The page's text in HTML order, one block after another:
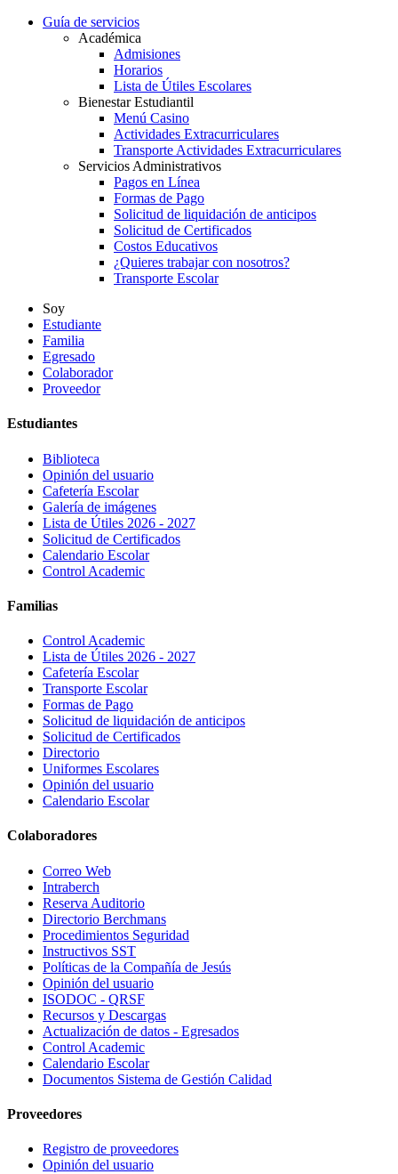
Guía de servicios
Académica
Admisiones
Horarios
Lista de Útiles Escolares
Bienestar Estudiantil
Menú Casino
Actividades Extracurriculares
Transporte Actividades Extracurriculares
Servicios Administrativos
Pagos en Línea
Formas de Pago
Solicitud de liquidación de anticipos
Solicitud de Certificados
Costos Educativos
¿Quieres trabajar con nosotros?
Transporte Escolar
Soy
Estudiante
Familia
Egresado
Colaborador
Proveedor
Estudiantes
Biblioteca
Opinión del usuario
Cafetería Escolar
Galería de imágenes
Lista de Útiles 2026 - 2027
Solicitud de Certificados
Calendario Escolar
Control Academic
Familias
Control Academic
Lista de Útiles 2026 - 2027
Cafetería Escolar
Transporte Escolar
Formas de Pago
Solicitud de liquidación de anticipos
Solicitud de Certificados
Directorio
Uniformes Escolares
Opinión del usuario
Calendario Escolar
Colaboradores
Correo Web
Intraberch
Reserva Auditorio
Directorio Berchmans
Procedimientos Seguridad
Instructivos SST
Políticas de la Compañía de Jesús
Opinión del usuario
ISODOC - QRSF
Recursos y Descargas
Actualización de datos - Egresados
Control Academic
Calendario Escolar
Documentos Sistema de Gestión Calidad
Proveedores
Registro de proveedores
Opinión del usuario